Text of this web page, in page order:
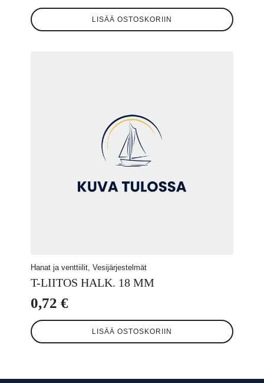
LISÄÄ OSTOSKORIIN
Hanat ja venttiilit, Vesijärjestelmät
T-LIITOS HALK. 18 MM
0,72 €
LISÄÄ OSTOSKORIIN